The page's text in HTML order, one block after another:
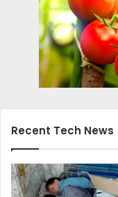
Recent Tech News